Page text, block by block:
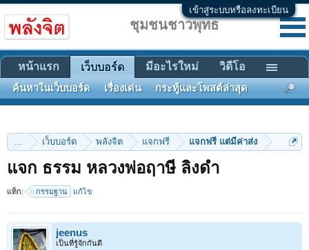
เข้าสู่ระบบหรือลงทะเบียน
... เว็บบอร์ด พลังจิต แจกฟรี แจกฟรี แต่มีค่าส่ง
แจก ธรรม หลวงพ่อฤาษี ลิงดำ
แท็ก: กรรมฐาน แก้ไข
jeenus
เป็นที่รู้จักกันดี
ชุมชนชาวพุทธ
หน้าแรก เว็บบอร์ด
ค้นหาในเว็บบอร์ด เรื่องเด่น กระทู้และโพสต์ล่าสุด
มีอะไรใหม่ วิดีโอ